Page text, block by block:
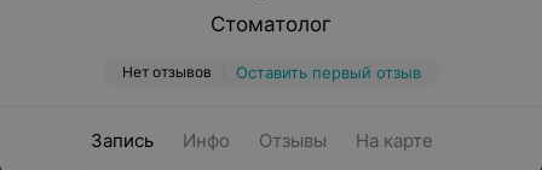
Стоматолог
Нет отзывов Оставить первый отзыв
Запись Инфо Отзывы На карте